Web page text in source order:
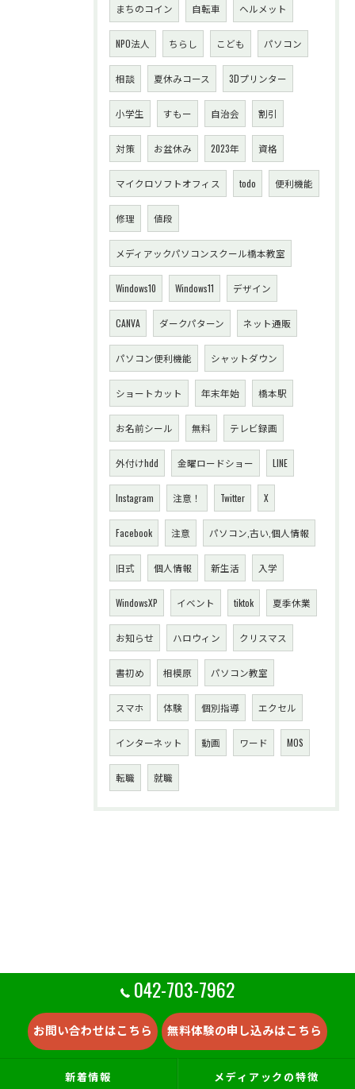
まちのコイン 自転車 ヘルメット
NPO法人 ちらし こども パソコン
相談 夏休みコース 3Dプリンター
小学生 すもー 自治会 割引
対策 お盆休み 2023年 資格
マイクロソフトオフィス todo 便利機能
修理 値段
メディアックパソコンスクール橋本教室
Windows10 Windows11 デザイン
CANVA ダークパターン ネット通販
パソコン便利機能 シャットダウン
ショートカット 年末年始 橋本駅
お名前シール 無料 テレビ録画
外付けhdd 金曜ロードショー LINE
Instagram 注意！ Twitter X
Facebook 注意 パソコン,古い,個人情報
旧式 個人情報 新生活 入学
WindowsXP イベント tiktok 夏季休業
お知らせ ハロウィン クリスマス
書初め 相模原 パソコン教室
スマホ 体験 個別指導 エクセル
インターネット 動画 ワード MOS
転職 就職
042-703-7962
お問い合わせはこちら 無料体験の申し込みはこちら
新着情報 メディアックの特徴